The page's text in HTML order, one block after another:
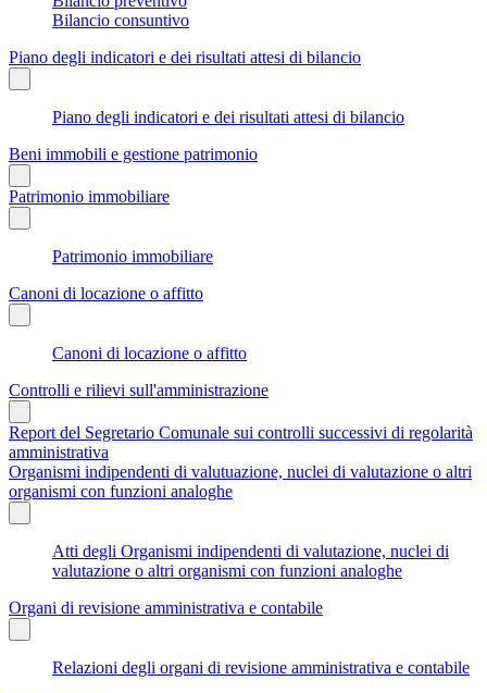
Bilancio consuntivo
Piano degli indicatori e dei risultati attesi di bilancio
Piano degli indicatori e dei risultati attesi di bilancio
Beni immobili e gestione patrimonio
Patrimonio immobiliare
Patrimonio immobiliare
Canoni di locazione o affitto
Canoni di locazione o affitto
Controlli e rilievi sull'amministrazione
Report del Segretario Comunale sui controlli successivi di regolarità
amministrativa
Organismi indipendenti di valutuazione, nuclei di valutazione o altri
organismi con funzioni analoghe
Atti degli Organismi indipendenti di valutazione, nuclei di
valutazione o altri organismi con funzioni analoghe
Organi di revisione amministrativa e contabile
Relazioni degli organi di revisione amministrativa e contabile